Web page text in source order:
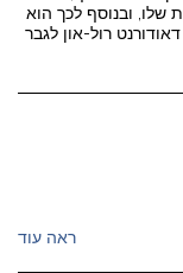
שלו, ובנוסף לכך הוא
רול-און לגבר
ראה עוד